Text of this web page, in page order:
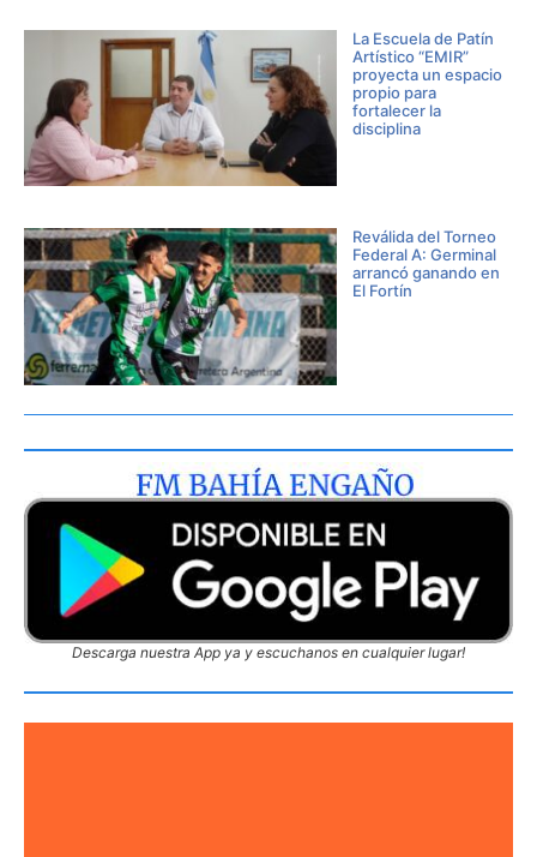
La Escuela de Patín
Artístico “EMIR”
proyecta un espacio
propio para
fortalecer la
disciplina
Reválida del Torneo
Federal A: Germinal
arrancó ganando en
El Fortín
Descarga nuestra App ya y escuchanos en cualquier lugar!